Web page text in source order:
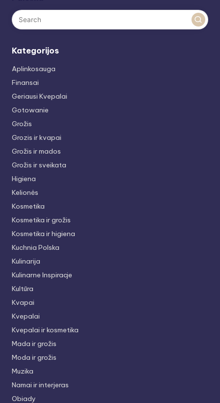
Kategorijos
Aplinkosauga
Finansai
Geriausi Kvepalai
Gotowanie
Grožis
Grozis ir kvapai
Grožis ir mados
Grožis ir sveikata
Higiena
Kelionės
Kosmetika
Kosmetika ir grožis
Kosmetika ir higiena
Kuchnia Polska
Kulinarija
Kulinarne Inspiracje
Kultūra
Kvapai
Kvepalai
Kvepalai ir kosmetika
Mada ir grožis
Moda ir grožis
Muzika
Namai ir interjeras
Obiady